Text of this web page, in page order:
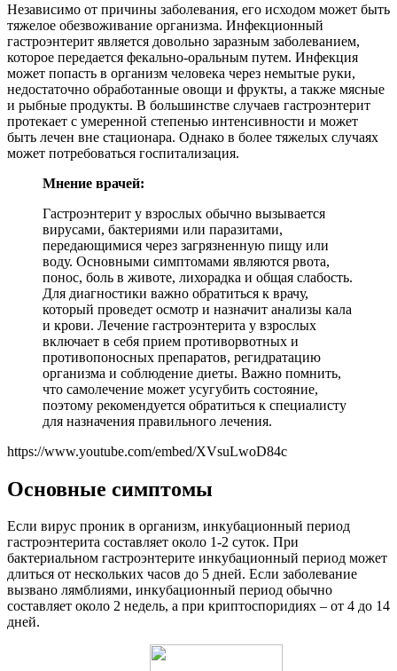
Независимо от причины заболевания, его исходом может быть
тяжелое обезвоживание организма. Инфекционный
гастроэнтерит является довольно заразным заболеванием,
которое передается фекально-оральным путем. Инфекция
может попасть в организм человека через немытые руки,
недостаточно обработанные овощи и фрукты, а также мясные
и рыбные продукты. В большинстве случаев гастроэнтерит
протекает с умеренной степенью интенсивности и может
быть лечен вне стационара. Однако в более тяжелых случаях
может потребоваться госпитализация.
Мнение врачей:
Гастроэнтерит у взрослых обычно вызывается
вирусами, бактериями или паразитами,
передающимися через загрязненную пищу или
воду. Основными симптомами являются рвота,
понос, боль в животе, лихорадка и общая слабость.
Для диагностики важно обратиться к врачу,
который проведет осмотр и назначит анализы кала
и крови. Лечение гастроэнтерита у взрослых
включает в себя прием противорвотных и
противопоносных препаратов, регидратацию
организма и соблюдение диеты. Важно помнить,
что самолечение может усугубить состояние,
поэтому рекомендуется обратиться к специалисту
для назначения правильного лечения.
https://www.youtube.com/embed/XVsuLwoD84c
Основные симптомы
Если вирус проник в организм, инкубационный период
гастроэнтерита составляет около 1-2 суток. При
бактериальном гастроэнтерите инкубационный период может
длиться от нескольких часов до 5 дней. Если заболевание
вызвано лямблиями, инкубационный период обычно
составляет около 2 недель, а при криптоспоридиях – от 4 до 14
дней.